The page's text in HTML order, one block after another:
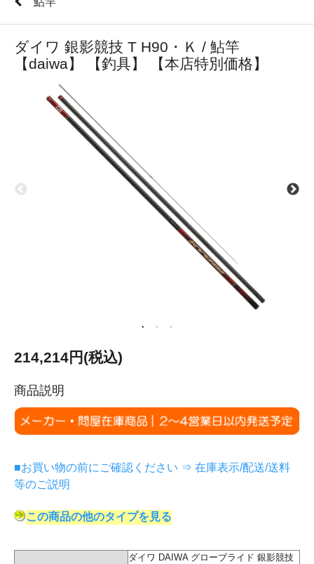
ダイワ 銀影競技 T H90・Ｋ / 鮎竿
【daiwa】 【釣具】 【本店特別価格】
214,214円(税込)
商品説明
■お買い物の前にご確認ください ⇒ 在庫表示/配送/送料
等のご説明
この商品の他のタイプを見る
ダイワ DAIWA グローブライド 銀影競技